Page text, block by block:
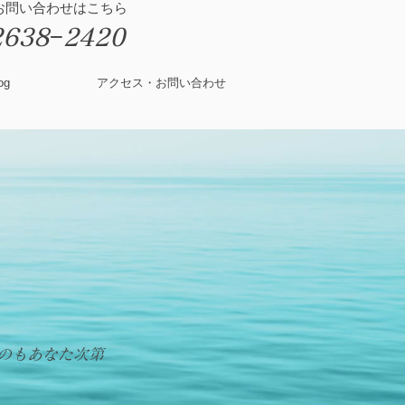
い合わせはこちら
アクセス・お問い合わせ
もあなた次第